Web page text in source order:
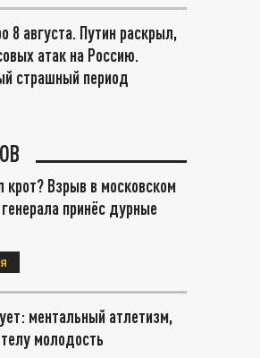
8 августа. Путин раскрыл,
атак на Россию.
страшный период
Взрыв в московском
принёс дурные
ментальный атлетизм,
молодость